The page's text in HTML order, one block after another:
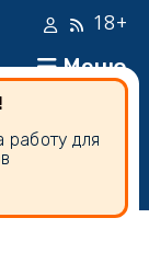
Меню
18+
работу для